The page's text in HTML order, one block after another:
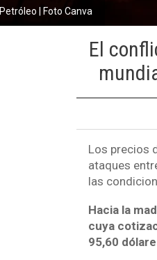
Petróleo | Foto Canva
El
Los precios
ataques
las
Hacia la
cuya
95,60